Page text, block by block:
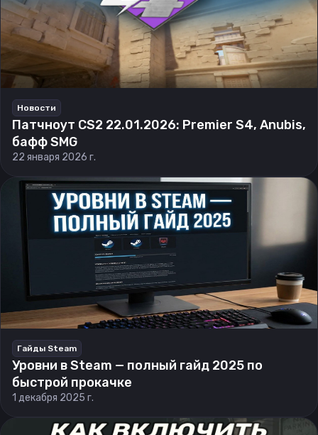
Новости
Патчноут CS2 22.01.2026: Premier S4, Anubis,
бафф SMG
22 января 2026 г.
Гайды Steam
Уровни в Steam — полный гайд 2025 по
быстрой прокачке
1 декабря 2025 г.